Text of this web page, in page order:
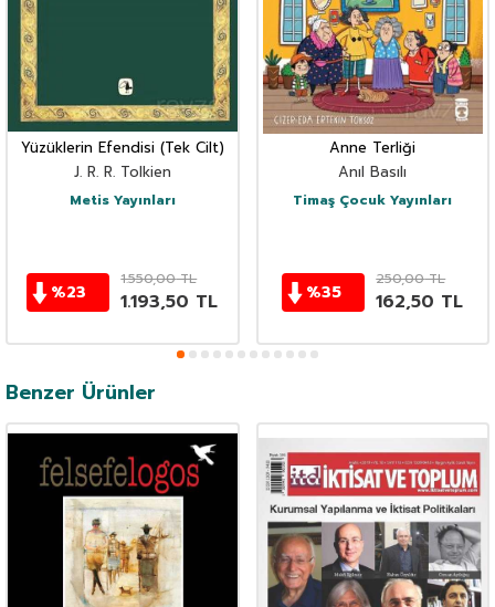
Yüzüklerin Efendisi (Tek Cilt)
J. R. R. Tolkien
Metis Yayınları
%23
1.550,00TL
1.193,50 TL
Anne Terliği
Anıl Basılı
Timaş Çocuk Yayınları
%35
250,00TL
162,50 TL
Benzer Ürünler